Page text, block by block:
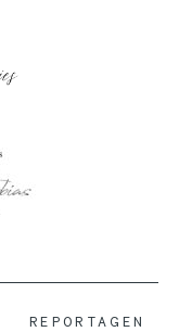
REPORTAGEN